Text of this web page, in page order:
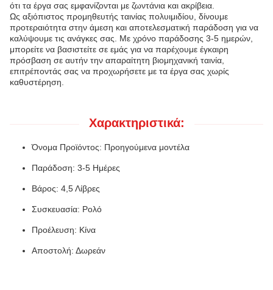
ότι τα έργα σας εμφανίζονται με ζωντάνια και ακρίβεια.
Ως αξιόπιστος προμηθευτής ταινίας πολυιμιδίου, δίνουμε
προτεραιότητα στην άμεση και αποτελεσματική παράδοση για να
καλύψουμε τις ανάγκες σας. Με χρόνο παράδοσης 3-5 ημερών,
μπορείτε να βασιστείτε σε εμάς για να παρέχουμε έγκαιρη
πρόσβαση σε αυτήν την απαραίτητη βιομηχανική ταινία,
επιτρέποντάς σας να προχωρήσετε με τα έργα σας χωρίς
καθυστέρηση.
Χαρακτηριστικά:
Όνομα Προϊόντος: Προηγούμενα μοντέλα
Παράδοση: 3-5 Ημέρες
Βάρος: 4,5 Λίβρες
Συσκευασία: Ρολό
Προέλευση: Κίνα
Αποστολή: Δωρεάν